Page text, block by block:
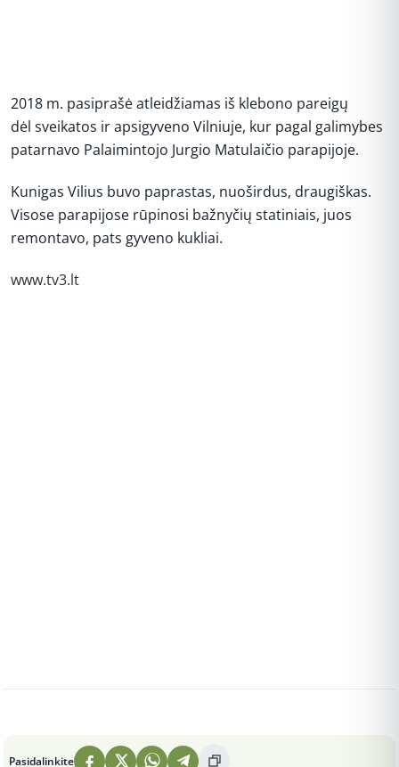
2018 m. pasiprašė atleidžiamas iš klebono pareigų
dėl sveikatos ir apsigyveno Vilniuje, kur pagal galimybes
patarnavo Palaimintojo Jurgio Matulaičio parapijoje.
Kunigas Vilius buvo paprastas, nuoširdus, draugiškas.
Visose parapijose rūpinosi bažnyčių statiniais, juos
remontavo, pats gyveno kukliai.
www.tv3.lt
Pasidalinkite